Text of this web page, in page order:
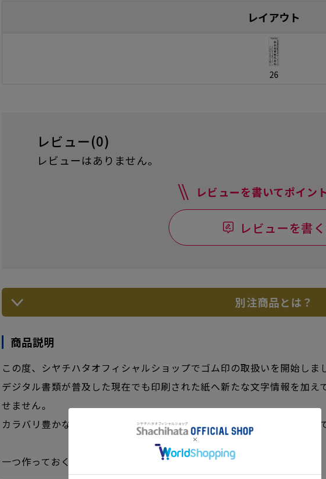
レイアウト
26
レビュー(0)
レビューはありません。
レビューを書いてポイン
レビューを書く
別注商品とは？
商品説明
この度、シヤチハタオフィシャルショップでゴム印の取扱いを開始しま
デジタル書類が普及した現在でも印刷された紙へ新たな文字情報を加
せません。
カラバリ豊かなスタンプ台と組み合わせて書類のやり取りに彩りを加え
一つ作っておくと何かと便利な住所印です。書類の配送に大活躍。